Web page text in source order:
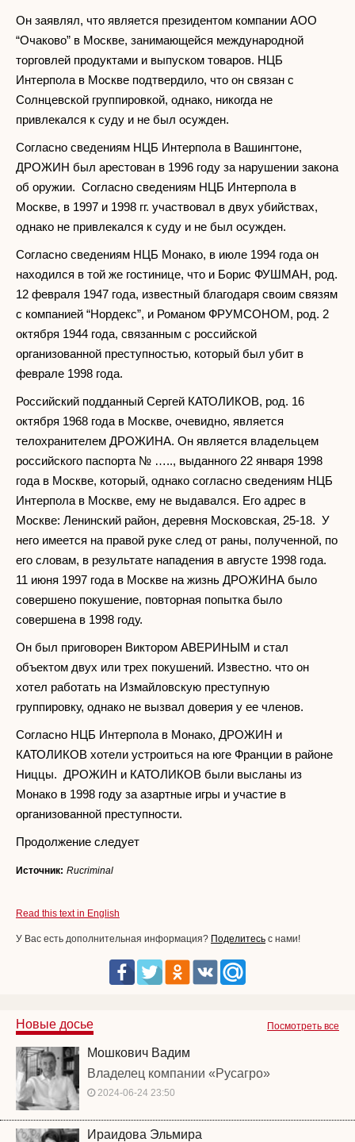
Он заявлял, что является президентом компании АОО
“Очаково” в Москве, занимающейся международной
торговлей продуктами и выпуском товаров. НЦБ
Интерпола в Москве подтвердило, что он связан с
Солнцевской группировкой, однако, никогда не
привлекался к суду и не был осужден.
Согласно сведениям НЦБ Интерпола в Вашингтоне,
ДРОЖИН был арестован в 1996 году за нарушении закона
об оружии. Согласно сведениям НЦБ Интерпола в
Москве, в 1997 и 1998 гг. участвовал в двух убийствах,
однако не привлекался к суду и не был осужден.
Согласно сведениям НЦБ Монако, в июле 1994 года он
находился в той же гостинице, что и Борис ФУШМАН, род.
12 февраля 1947 года, известный благодаря своим связям
с компанией “Нордекс”, и Романом ФРУМСОНОМ, род. 2
октября 1944 года, связанным с российской
организованной преступностью, который был убит в
феврале 1998 года.
Российский подданный Сергей КАТОЛИКОВ, род. 16
октября 1968 года в Москве, очевидно, является
телохранителем ДРОЖИНА. Он является владельцем
российского паспорта № ….., выданного 22 января 1998
года в Москве, который, однако согласно сведениям НЦБ
Интерпола в Москве, ему не выдавался. Его адрес в
Москве: Ленинский район, деревня Московская, 25-18. У
него имеется на правой руке след от раны, полученной, по
его словам, в результате нападения в августе 1998 года.
11 июня 1997 года в Москве на жизнь ДРОЖИНА было
совершено покушение, повторная попытка было
совершена в 1998 году.
Он был приговорен Виктором АВЕРИНЫМ и стал
объектом двух или трех покушений. Известно. что он
хотел работать на Измайловскую преступную
группировку, однако не вызвал доверия у ее членов.
Согласно НЦБ Интерпола в Монако, ДРОЖИН и
КАТОЛИКОВ хотели устроиться на юге Франции в районе
Ниццы. ДРОЖИН и КАТОЛИКОВ были высланы из
Монако в 1998 году за азартные игры и участие в
организованной преступности.
Продолжение следует
Источник: Rucriminal
Read this text in English
У Вас есть дополнительная информация? Поделитесь с нами!
Посмотреть все
Новые досье
Мошкович Вадим
Владелец компании «Русагро»
2024-06-24 23:50
Ираидова Эльмира